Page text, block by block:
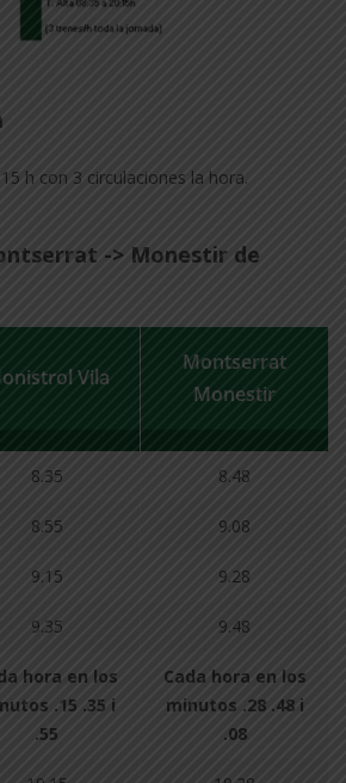
h con 3 circulaciones la hora.
-> Monestir de
Vila
Montserrat
Monestir
8.35 8.48
8.55 9.08
9.15 9.28
9.35 9.48
hora en los
.15 .35 i
.55
Cada hora en los
minutos .28 .48 i
.08